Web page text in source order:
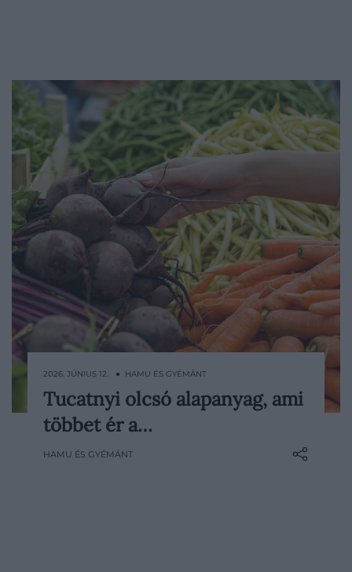
Az egészséges étkezésről könnyű azt
hinni, hogy drága alapanyagokkal,
különleges porokkal és divatos
„szuperélelmiszerekkel” kezdődik. Pedig a
2026. JÚNIUS 12. ● HAMU ÉS GYÉMÁNT
Tucatnyi olcsó alapanyag, ami
többet ér a…
HAMU ÉS GYÉMÁNT